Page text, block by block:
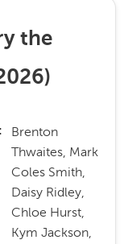
the
)
Brenton
Thwaites, Mark
Coles Smith,
Daisy Ridley,
Chloe Hurst,
Kym Jackson,